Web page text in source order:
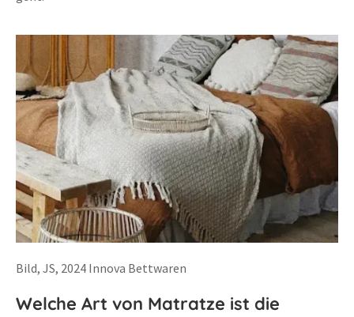
Bild, JS, 2024 Innova Bettwaren
Welche Art von Matratze ist die